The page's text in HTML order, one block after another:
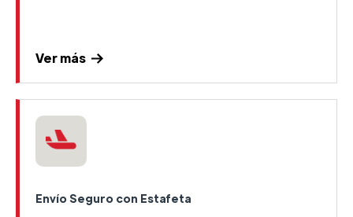
Ver más
Envío Seguro con Estafeta